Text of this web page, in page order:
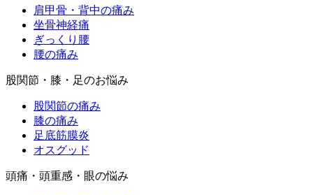
肩甲骨・背中の痛み
坐骨神経痛
ぎっくり腰
腰の痛み
股関節・膝・足のお悩み
股関節の痛み
膝の痛み
足底筋膜炎
オスグッド
頭痛・頭重感・眼の悩み